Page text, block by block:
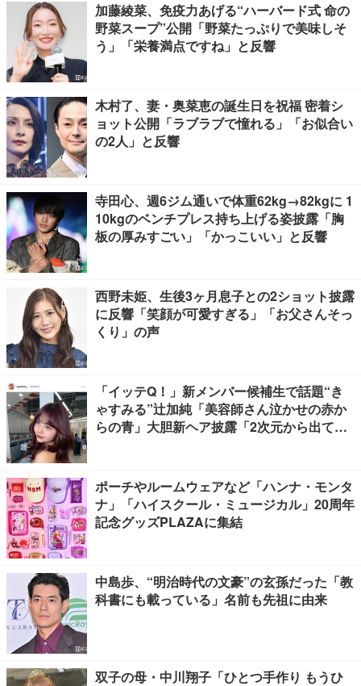
加藤綾菜、免疫力あげる“ハーバード式 命の
野菜スープ”公開「野菜たっぷりで美味しそ
う」「栄養満点ですね」と反響
木村了、妻・奥菜恵の誕生日を祝福 密着シ
ョット公開「ラブラブで憧れる」「お似合い
の2人」と反響
寺田心、週6ジム通いで体重62kg→82kgに 1
10kgのベンチプレス持ち上げる姿披露「胸
板の厚みすごい」「かっこいい」と反響
西野未姫、生後3ヶ月息子との2ショット披露
に反響「笑顔が可愛すぎる」「お父さんそっ
くり」の声
「イッテQ！」新メンバー候補生で話題“き
ゃすみる”辻加純「美容師さん泣かせの赤か
らの青」大胆新ヘア披露「2次元から出てき
ポーチやルームウェアなど「ハンナ・モンタ
ナ」「ハイスクール・ミュージカル」20周年
記念グッズPLAZAに集結
中島歩、“明治時代の文豪”の玄孫だった「教
科書にも載っている」名前も先祖に由来
双子の母・中川翔子「ひとつ手作り もうひ